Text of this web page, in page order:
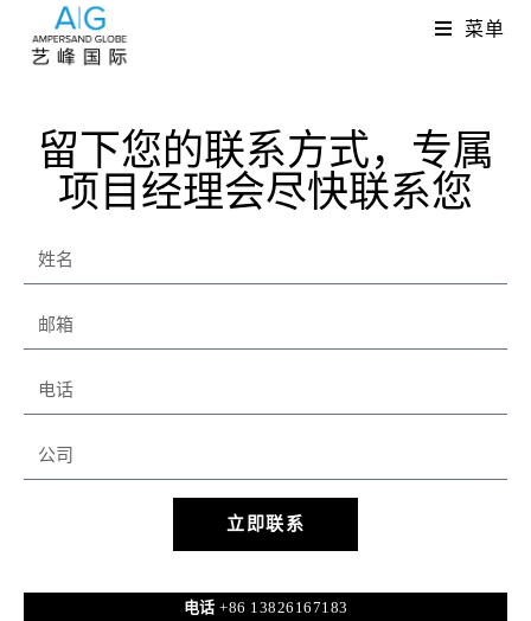
菜单
留下您的联系方式，专属
项目经理会尽快联系您
立即联系
电话 +86 13826167183